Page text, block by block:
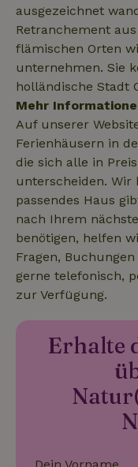
ausgezeichnet
Retranchement
flämischen Orten
unternehmen. Sie
holländische Stadt
Mehr
Auf unserer
Ferienhäusern in
die sich alle in
unterscheiden. Wir
passendes Haus
nach Ihrem
benötigen, helfen
Fragen,
gerne telefonisch,
zur Verfügung.
Erhalte